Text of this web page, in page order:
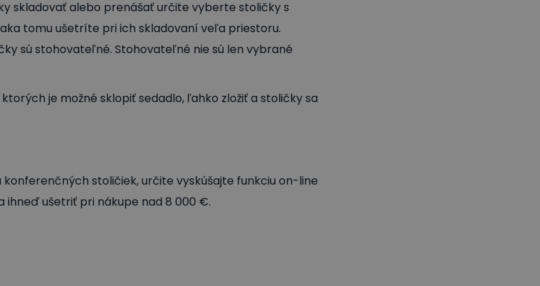
skladovať alebo prenášať určite vyberte stoličky s
tomu ušetríte pri ich skladovaní veľa priestoru.
sú stohovateľné. Stohovateľné nie sú len vybrané
je možné sklopiť sedadlo, ľahko zložiť a stoličky sa
stoličiek, určite vyskúšajte funkciu on-line
ušetriť pri nákupe nad 8 000 €.